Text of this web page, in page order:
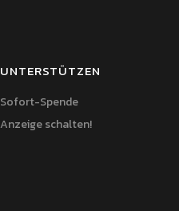
UNTERSTÜTZEN
Sofort-Spende
Anzeige schalten!